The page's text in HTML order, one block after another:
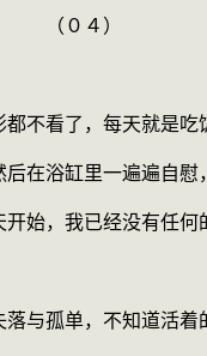
）
看了，每天就是吃
浴缸里一遍遍自慰
，我已经没有任何
孤单，不知道活着